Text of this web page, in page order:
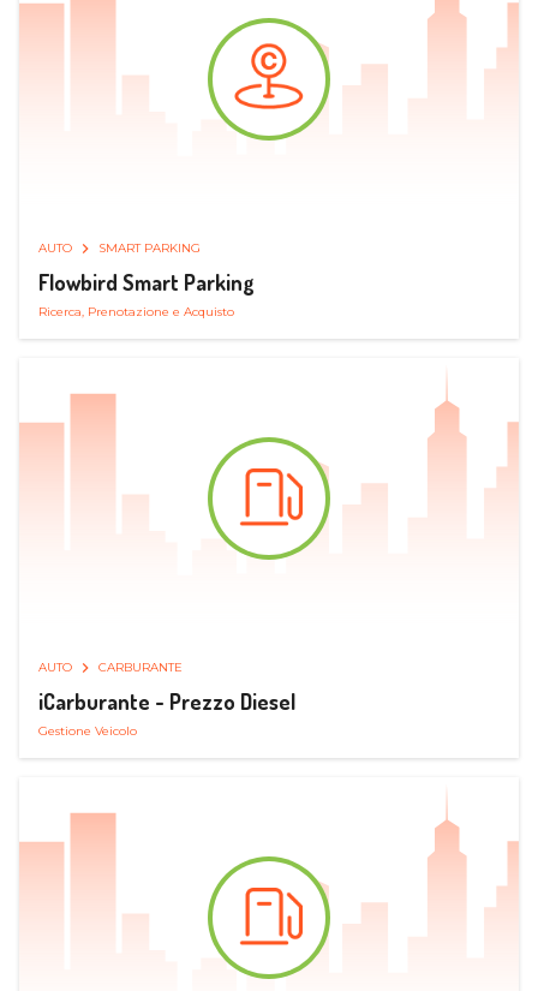
AUTO SMART PARKING
Flowbird Smart Parking
Ricerca, Prenotazione e Acquisto
AUTO CARBURANTE
iCarburante - Prezzo Diesel
Gestione Veicolo